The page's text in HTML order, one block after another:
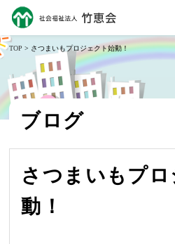
TOP > さつまいもプロジェクト始動！
ブログ
さつまいもプ
動！